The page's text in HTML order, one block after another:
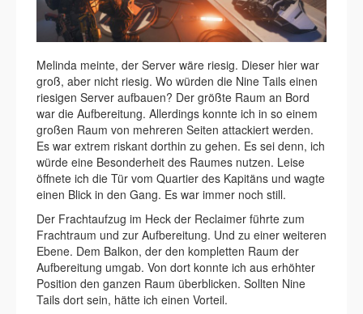
Melinda meinte, der Server wäre riesig. Dieser hier war
groß, aber nicht riesig. Wo würden die Nine Tails einen
riesigen Server aufbauen? Der größte Raum an Bord
war die Aufbereitung. Allerdings konnte ich in so einem
großen Raum von mehreren Seiten attackiert werden.
Es war extrem riskant dorthin zu gehen. Es sei denn, ich
würde eine Besonderheit des Raumes nutzen. Leise
öffnete ich die Tür vom Quartier des Kapitäns und wagte
einen Blick in den Gang. Es war immer noch still.
Der Frachtaufzug im Heck der Reclaimer führte zum
Frachtraum und zur Aufbereitung. Und zu einer weiteren
Ebene. Dem Balkon, der den kompletten Raum der
Aufbereitung umgab. Von dort konnte ich aus erhöhter
Position den ganzen Raum überblicken. Sollten Nine
Tails dort sein, hätte ich einen Vorteil.